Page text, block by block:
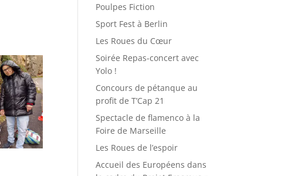
Poulpes Fiction
Sport Fest à Berlin
Les Roues du Cœur
Soirée Repas-concert avec
Yolo !
Concours de pétanque au
profit de T’Cap 21
Spectacle de flamenco à la
Foire de Marseille
Les Roues de l’espoir
Accueil des Européens dans